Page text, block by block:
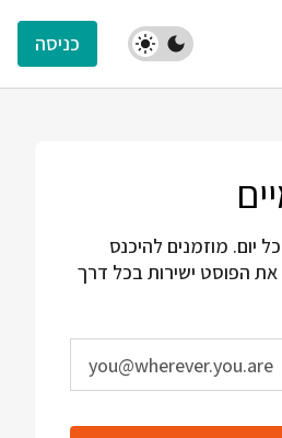
כניסה
יום. מוזמנים להיכנס
הפוסט ישירות בכל דרך